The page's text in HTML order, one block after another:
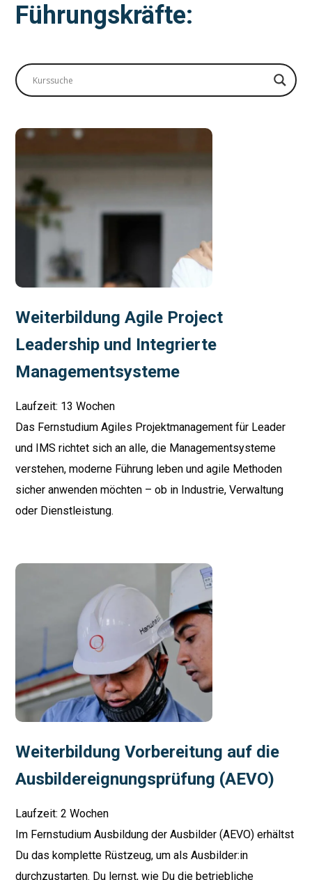
Führungskräfte:
Weiterbildung Agile Project
Leadership und Integrierte
Managementsysteme
Laufzeit: 13 Wochen
Das Fernstudium Agiles Projektmanagement für Leader
und IMS richtet sich an alle, die Managementsysteme
verstehen, moderne Führung leben und agile Methoden
sicher anwenden möchten – ob in Industrie, Verwaltung
oder Dienstleistung.
Weiterbildung Vorbereitung auf die
Ausbildereignungsprüfung (AEVO)
Laufzeit: 2 Wochen
Im Fernstudium Ausbildung der Ausbilder (AEVO) erhältst
Du das komplette Rüstzeug, um als Ausbilder:in
durchzustarten. Du lernst, wie Du die betriebliche